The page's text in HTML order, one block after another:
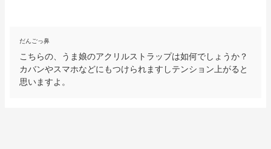
だんごっ鼻
こちらの、うま娘のアクリルストラップは如何でしょうか？
カバンやスマホなどにもつけられますしテンション上がると
思いますよ。